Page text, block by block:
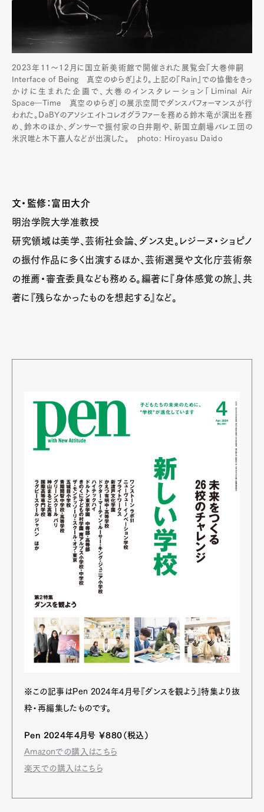
2023年11〜12月に国立新美術館で開催された展覧会『大巻伸嗣
Interface of Being 真空のゆらぎ』より。上記の『Rain』での協働をきっ
かけに生まれた企画で、大巻のインスタレーション「Liminal Air
Space―Time 真空のゆらぎ」の展示空間でダンスパフォーマンスが行
われた。DaBYのアソシエイトコレオグラファーを務める鈴木竜が演出を務
め、鈴木のほか、ダンサーで振付家の白井剛や、新国立劇場バレエ団の
米沢唯と木下嘉人などが出演した。 photo: Hiroyasu Daido
文・監修：富田大介
明治学院大学准教授
研究領域は美学、芸術社会論、ダンス史。レジーヌ・ショピノ
の振付作品に多く出演するほか、芸術選奨や文化庁芸術祭
の推薦・審査委員なども務める。編著に『身体感覚の旅』、共
著に『残らなかったものを想起する』など。
※この記事はPen 2024年4月号『ダンスを観よう』特集より抜
粋・再編集したものです。
Pen 2024年4月号 ￥880（税込）
Amazonでの購入はこちら
楽天での購入はこちら